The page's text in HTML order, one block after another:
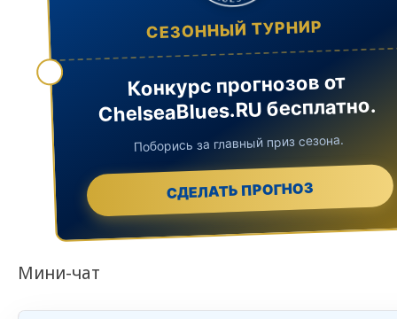
СЕЗОННЫЙ ТУРНИР
Конкурс прогнозов от
ChelseaBlues.RU бесплатно.
Поборись за главный приз сезона.
СДЕЛАТЬ ПРОГНОЗ
Мини-чат